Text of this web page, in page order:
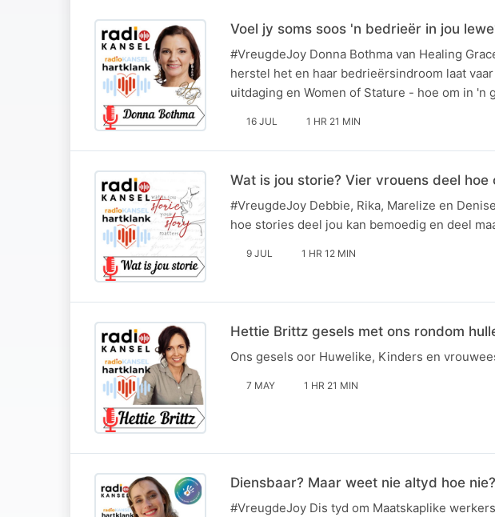
Voel jy soms soos 'n bedrieër in jou
#VreugdeJoy Donna Bothma van Healing
herstel het en haar bedrieërsindroom laat
uitdaging en Women of Stature - hoe om in 'n
16 JUL 1 HR 21 MIN
Wat is jou storie? Vier vrouens deel
#VreugdeJoy Debbie, Rika, Marelize en
hoe stories deel jou kan bemoedig en deel
9 JUL 1 HR 12 MIN
Hettie Brittz gesels met ons rondom
Ons gesels oor Huwelike, Kinders en
7 MAY 1 HR 21 MIN
Diensbaar? Maar weet nie altyd hoe
#VreugdeJoy Dis tyd om Maatskaplike